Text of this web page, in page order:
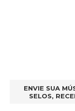
ENVIE SUA
SELOS,